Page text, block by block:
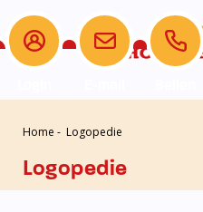
Leerlingenzorg
Leerlingenzorg
Beleid
Opvang Komkids
Opvang Komkids
Opvang 0-13 jaar
De school
Beleid
Informatie
Ouders
Nieuwe Ouders
Extra
Disclaimer
Home - Logopedie
Logopedie